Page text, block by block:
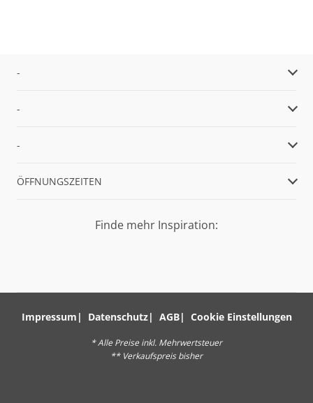
-
-
-
ÖFFNUNGSZEITEN
Finde mehr Inspiration:
Impressum Datenschutz AGB Cookie Einstellungen
* Alle Preise inkl. Mehrwertsteuer
** Verkaufspreis bisher